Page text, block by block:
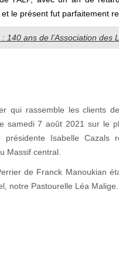
le présent fut parfaitement
140 ans de l’Association des
qui rassemble les clients
samedi 7 août 2021 sur le
présidente Isabelle Cazals
Massif central.
de Franck Manoukian
notre Pastourelle Léa Malige.